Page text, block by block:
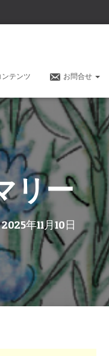
ンテンツ お問合せ
リー
2025年11月10日